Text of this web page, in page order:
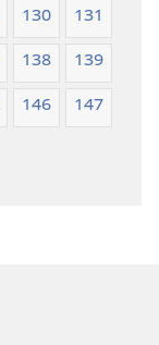
130
131
138
139
146
147